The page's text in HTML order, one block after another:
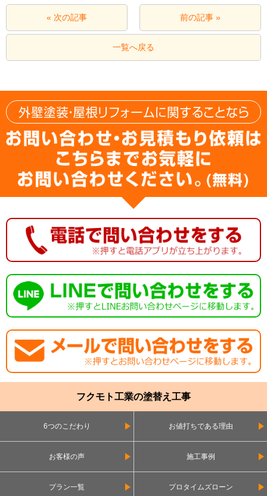
« 次の記事 前の記事 »
一覧へ戻る
フクモト工業の塗替え工事
6つのこだわり お値打ちである理由
お客様の声 施工事例
プラン一覧 プロタイムズローン